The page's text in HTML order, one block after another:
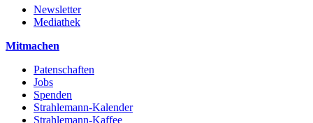
Newsletter
Mediathek
Mitmachen
Patenschaften
Jobs
Spenden
Strahlemann-Kalender
Strahlemann-Kaffee